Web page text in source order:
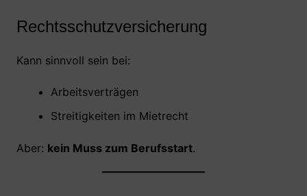
Rechtsschutzversicherung
Kann sinnvoll sein bei:
Arbeitsverträgen
Streitigkeiten im Mietrecht
Aber: kein Muss zum Berufsstart.